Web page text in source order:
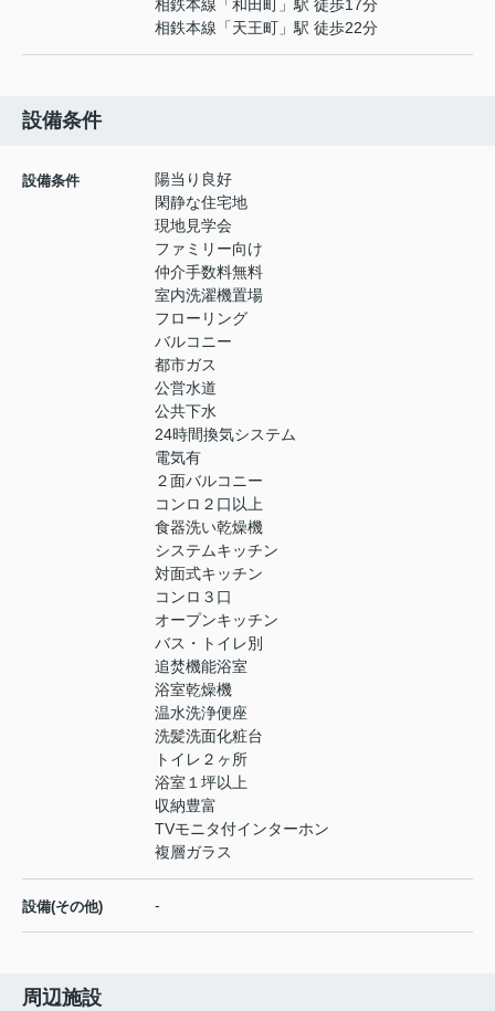
相鉄本線 「和田町 」駅 徒歩17分
相鉄本線 「天王町 」駅 徒歩22分
設備条件
設備条件
陽当り良好
閑静な住宅地
現地見学会
ファミリー向け
仲介手数料無料
室内洗濯機置場
フローリング
バルコニー
都市ガス
公営水道
公共下水
24時間換気システム
電気有
２面バルコニー
コンロ２口以上
食器洗い乾燥機
システムキッチン
対面式キッチン
コンロ３口
オープンキッチン
バス・トイレ別
追焚機能浴室
浴室乾燥機
温水洗浄便座
洗髪洗面化粧台
トイレ２ヶ所
浴室１坪以上
収納豊富
TVモニタ付インターホン
複層ガラス
設備(その他) -
周辺施設